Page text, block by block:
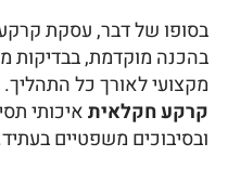
בסופו של דבר, עסקת
בהכנה מוקדמת, בבדיקות
מקצועי לאורך כל
קרקע חקלאיתאיכותי
ובסיבוכים משפטיים